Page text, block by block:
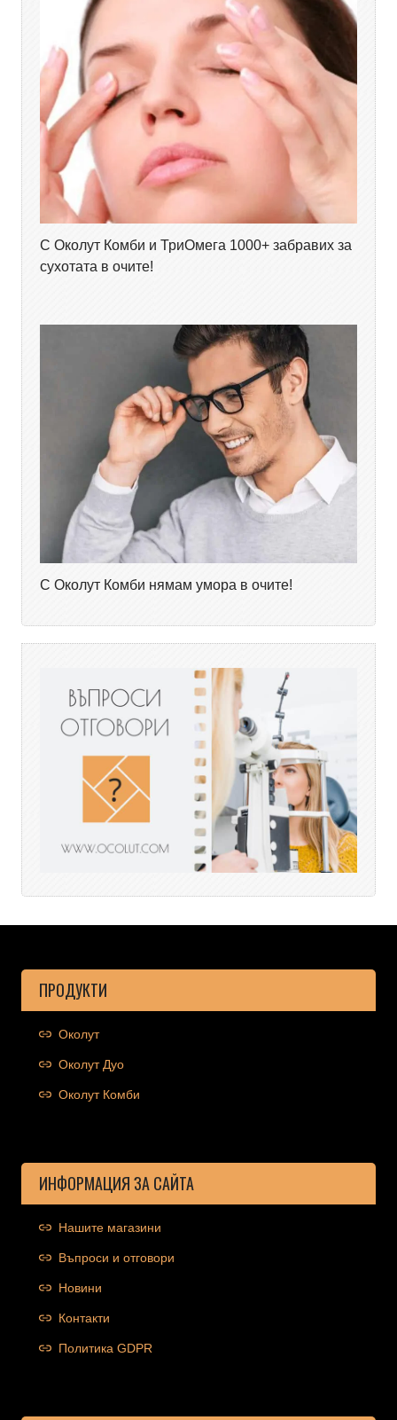
С Околут Комби и ТриОмега 1000+ забравих за
сухотата в очите!
С Околут Комби нямам умора в очите!
ПРОДУКТИ
Околут
Околут Дуо
Околут Комби
ИНФОРМАЦИЯ ЗА САЙТА
Нашите магазини
Въпроси и отговори
Новини
Контакти
Политика GDPR